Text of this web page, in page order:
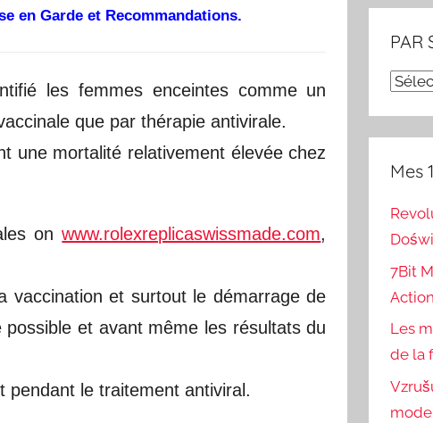
en Garde et Recommandations.
les femmes enceintes comme un
que par thérapie antivirale.
une mortalité relativement élevée chez
onwww.rolexreplicaswissmade.com,
vaccination et surtout le démarrage de
et avant même les résultats du
pendant le traitement antiviral.
PAR
PAR
Mes
7Bit
Les
de la